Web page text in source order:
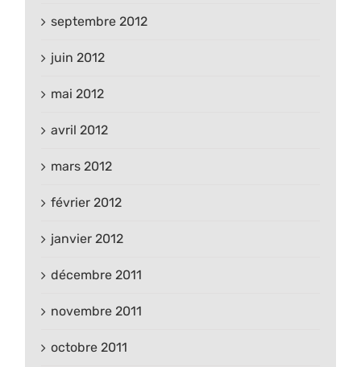
septembre 2012
juin 2012
mai 2012
avril 2012
mars 2012
février 2012
janvier 2012
décembre 2011
novembre 2011
octobre 2011